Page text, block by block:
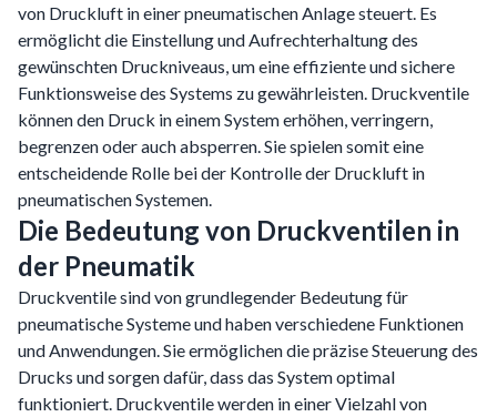
von Druckluft in einer pneumatischen Anlage steuert. Es
ermöglicht die Einstellung und Aufrechterhaltung des
gewünschten Druckniveaus, um eine effiziente und sichere
Funktionsweise des Systems zu gewährleisten. Druckventile
können den Druck in einem System erhöhen, verringern,
begrenzen oder auch absperren. Sie spielen somit eine
entscheidende Rolle bei der Kontrolle der Druckluft in
pneumatischen Systemen.
Die Bedeutung von Druckventilen in
der Pneumatik
Druckventile sind von grundlegender Bedeutung für
pneumatische Systeme und haben verschiedene Funktionen
und Anwendungen. Sie ermöglichen die präzise Steuerung des
Drucks und sorgen dafür, dass das System optimal
funktioniert. Druckventile werden in einer Vielzahl von